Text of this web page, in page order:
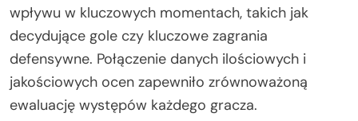
wpływu w kluczowych momentach, takich jak
decydujące gole czy kluczowe zagrania
defensywne. Połączenie danych ilościowych i
jakościowych ocen zapewniło zrównoważoną
ewaluację występów każdego gracza.